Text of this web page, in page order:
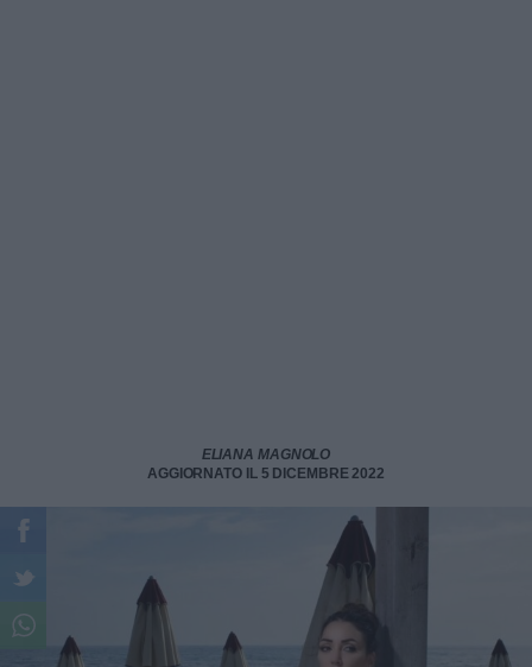
ELIANA MAGNOLO
AGGIORNATO IL 5 DICEMBRE 2022